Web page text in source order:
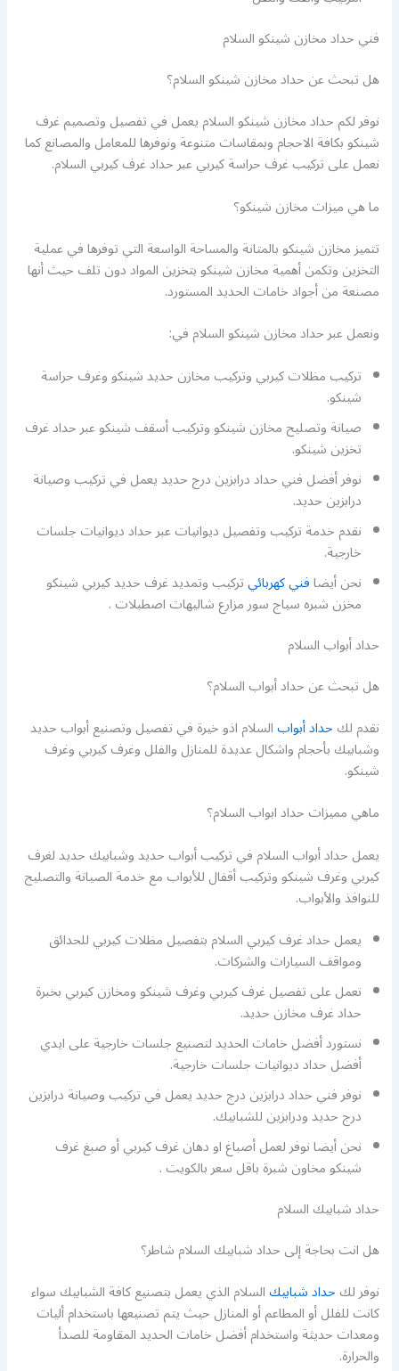
فني حداد مخازن شينكو السلام
هل تبحث عن حداد مخازن شينكو السلام؟
نوفر لكم حداد مخازن شينكو السلام يعمل في تفصيل وتصميم غرف
شينكو بكافة الاحجام وبمقاسات متنوعة ونوفرها للمعامل والمصانع كما
نعمل على تركيب غرف حراسة كيربي عبر حداد غرف كيربي السلام.
ما هي ميزات مخازن شينكو؟
تتميز مخازن شينكو بالمتانة والمساحة الواسعة التي توفرها في عملية
التخزين وتكمن أهمية مخازن شينكو بتخزين المواد دون تلف حيث أنها
مصنعة من أجواد خامات الحديد المستورد.
ونعمل عبر حداد مخازن شينكو السلام في:
تركيب مظلات كيربي وتركيب مخازن حديد شينكو وغرف حراسة
شينكو.
صيانة وتصليح مخازن شينكو وتركيب أسقف شينكو عبر حداد غرف
تخزين شينكو.
نوفر أفضل فني حداد درابزين درج حديد يعمل في تركيب وصيانة
درابزين حديد.
نقدم خدمة تركيب وتفصيل ديوانيات عبر حداد ديوانيات جلسات
خارجية.
نحن أيضافني كهربائيتركيب وتمديد غرف حديد كيربي شينكو
مخزن شبره سياج سور مزارع شاليهات اصطبلات .
حداد أبواب السلام
هل تبحث عن حداد أبواب السلام؟
نقدم لكحداد أبوابالسلام اذو خيرة في تفصيل وتصنيع أبواب حديد
وشبابيك بأحجام واشكال عديدة للمنازل والفلل وغرف كيربي وغرف
شينكو.
ماهي مميزات حداد ابواب السلام؟
يعمل حداد أبواب السلام في تركيب أبواب حديد وشبابيك حديد لغرف
كيربي وغرف شينكو وتركيب أقفال للأبواب مع خدمة الصيانة والتصليح
للنوافذ والأبواب.
يعمل حداد غرف كيربي السلام بتفصيل مظلات كيربي للحدائق
ومواقف السيارات والشركات.
نعمل على تفصيل غرف كيربي وغرف شينكو ومخازن كيربي بخبرة
حداد غرف مخازن حديد.
نستورد أفضل خامات الحديد لتصنيع جلسات خارجية على ايدي
أفضل حداد ديوانيات جلسات خارجية.
نوفر فني حداد درابزين درج حديد يعمل في تركيب وصيانة درابزين
درج حديد ودرابزين للشبابيك.
نحن أيضا نوفر لعمل أصباغ او دهان غرف كيربي أو صبغ غرف
شينكو مخاون شبرة باقل سعر بالكويت .
حداد شبابيك السلام
هل انت بحاجة إلى حداد شبابيك السلام شاطر؟
نوفر لكحداد شبابيكالسلام الذي يعمل بتصنيع كافة الشبابيك سواء
كانت للفلل أو المطاعم أو المنازل حيث يتم تصنيعها باستخدام أليات
ومعدات حديثة واستخدام أفضل خامات الحديد المقاومة للصدأ
والحرارة.